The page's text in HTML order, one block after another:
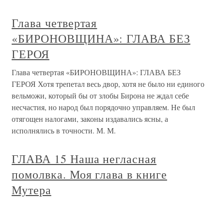
Глава четвертая
«БИРОНОВЩИНА»: ГЛАВА БЕЗ
ГЕРОЯ
Глава четвертая «БИРОНОВЩИНА»: ГЛАВА БЕЗ
ГЕРОЯ Хотя трепетал весь двор, хотя не было ни единого
вельможи, который бы от злобы Бирона не ждал себе
несчастия, но народ был порядочно управляем. Не был
отягощен налогами, законы издавались ясны, а
исполнялись в точности. М. М.
ГЛАВА 15 Наша негласная
помолвка. Моя глава в книге
Мутера